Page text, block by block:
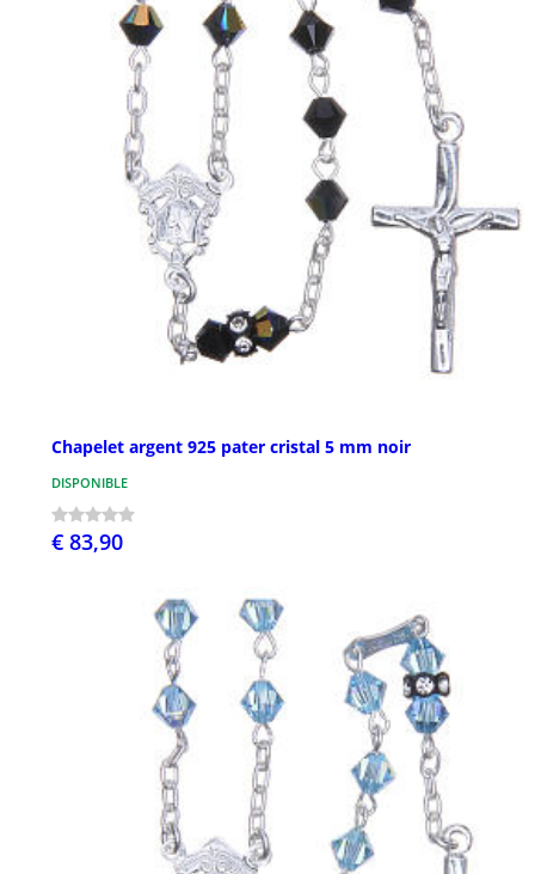
Chapelet argent 925 pater cristal 5 mm noir
DISPONIBLE
€ 83,90